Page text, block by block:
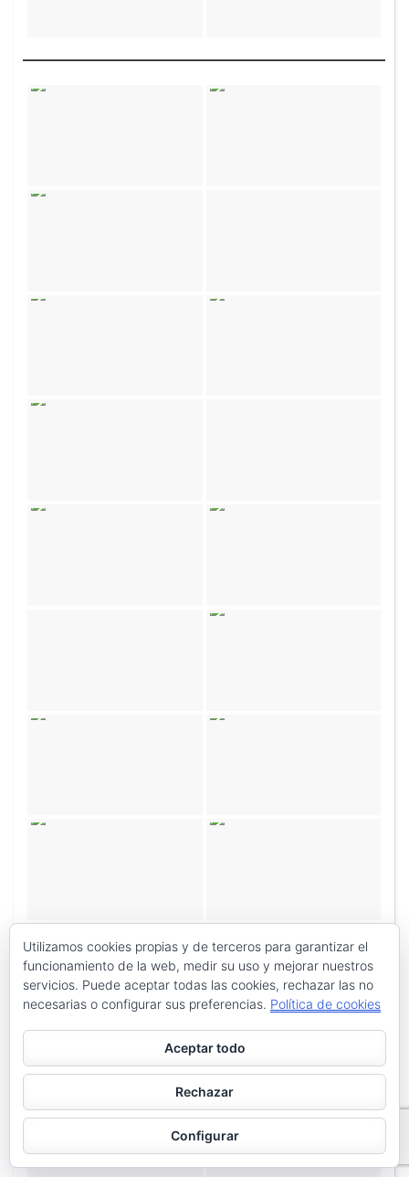
Utilizamos cookies propias y de terceros para garantizar el
funcionamiento de la web, medir su uso y mejorar nuestros
servicios. Puede aceptar todas las cookies, rechazar las no
necesarias o configurar sus preferencias. Política de cookies
Aceptar todo
Rechazar
Configurar